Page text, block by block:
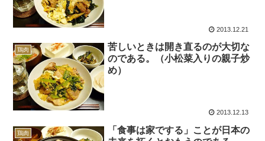
2013.12.21
鶏肉
苦しいときは開き直るのが大切な
のである。（小松菜入りの親子炒
め）
2013.12.13
鶏肉
「食事は家でする」ことが日本の